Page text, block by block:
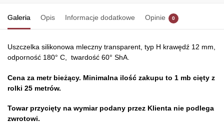
Galeria Opis Informacje dodatkowe Opinie 0
Uszczelka silikonowa mleczny transparent, typ H krawędź 12 mm,
odporność 180° C, twardość 60° ShA.
Cena za metr bieżący. Minimalna ilość zakupu to 1 mb cięty z
rolki 25 metrów.
Towar przycięty na wymiar podany przez Klienta nie podlega
zwrotowi.